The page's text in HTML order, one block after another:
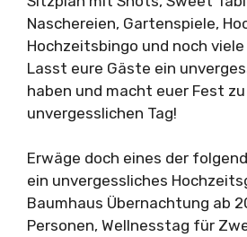
Naschereien, Gartenspiele,
Hochzeitsbingo und noch
Lasst eure Gäste ein
haben und macht euer Fest
unvergesslichen Tag!
Erwäge doch eines der
ein unvergessliches
Baumhaus Übernachtung ab
Personen, Wellnesstag für